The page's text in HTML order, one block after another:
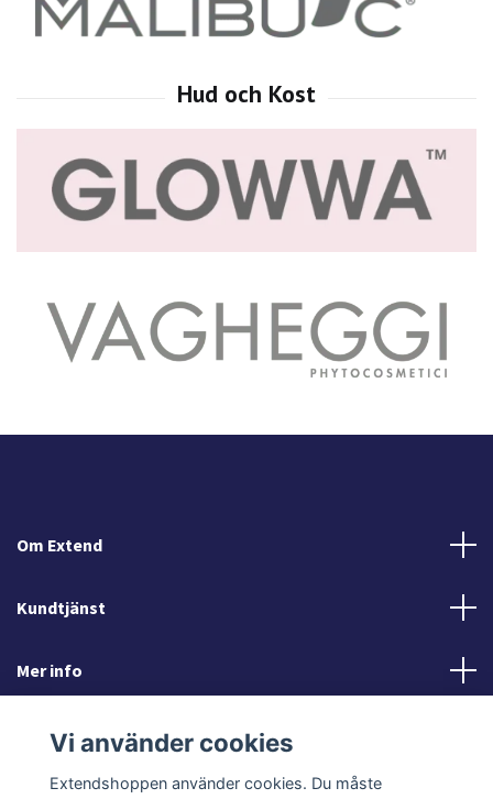
Om Extend
Kundtjänst
Mer info
Sociala medier
Vi använder cookies
Extendshoppen använder cookies. Du måste